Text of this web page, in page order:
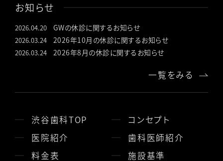
お知らせ
2026.04.20 GWの休診に関するお知らせ
2026.03.24 2026年10月の休診に関するお知らせ
2026.03.24 2026年8月の休診に関するお知らせ
一覧をみる
渋谷歯科TOP
コンセプト
医院紹介
歯科医師紹介
料金表
施設基準